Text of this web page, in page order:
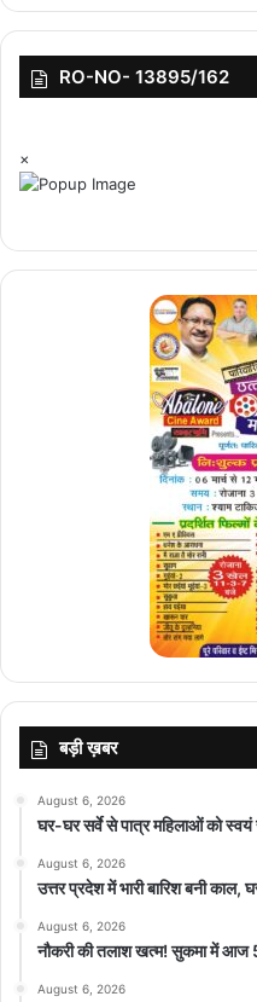
RO-NO- 13895/162
×
बड़ी ख़बर
August 6, 2026
घर-घर सर्वे से पात्र महिलाओं को स्वयं
August 6, 2026
उत्तर प्रदेश में भारी बारिश बनी काल,
August 6, 2026
नौकरी की तलाश खत्म! सुकमा में आज
August 6, 2026